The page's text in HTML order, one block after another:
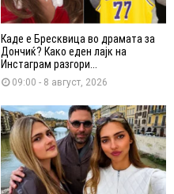
Каде е Бресквица во драмата за
Дончиќ? Како еден лајк на
Инстаграм разгори...
09:00 - 8 август, 2026